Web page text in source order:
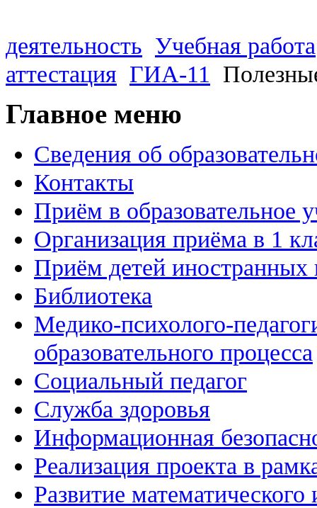
деятельность Учебная работа
аттестация ГИА-11
Главное меню
Сведения об
Контакты
Приём в образовательное
Организация приёма в 1
Приём детей иностранных
Библиотека
Медико-психолого-
образовательного процесса
Социальный педагог
Служба здоровья
Информационная
Реализация проекта в
Развитие